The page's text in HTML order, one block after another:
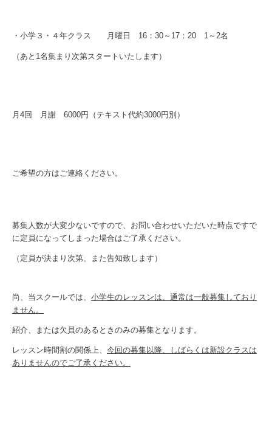
・小学３・４年クラス 月曜日 16 ： 30～ 17 ： 20 1～ 2名
（あと 1名集まり次第スタートいたします）
月 4回 月謝 6000円（テキスト代約3000円別）
ご希望の方はご連絡ください。
募集人数が大変少ないですので、お問い合わせいただいた時点ですで
に定員になってしまった場合はご了承ください。
（定員が決まり次第、また告知致します）
尚、当スクールでは、 小学生のレッスンは、通常は一般募集しており
ません。
紹介、または欠員のあるときのみの募集となります。
レッスン時間割の関係上、 今回の募集以降、しばらくは新設クラスは
ありませんのでご了承ください。